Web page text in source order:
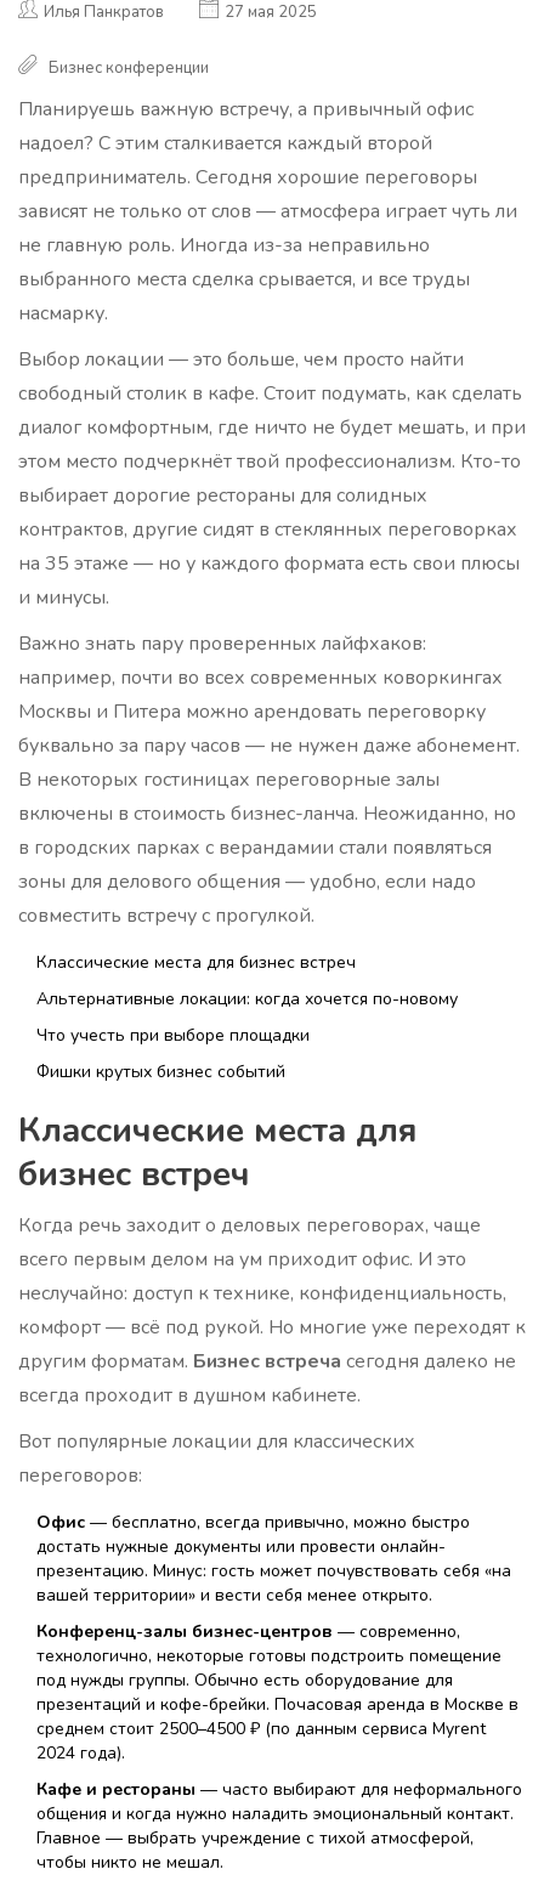
Илья Панкратов 27 мая 2025
Бизнес конференции
Планируешь важную встречу, а привычный офис
надоел? С этим сталкивается каждый второй
предприниматель. Сегодня хорошие переговоры
зависят не только от слов — атмосфера играет чуть ли
не главную роль. Иногда из-за неправильно
выбранного места сделка срывается, и все труды
насмарку.
Выбор локации — это больше, чем просто найти
свободный столик в кафе. Стоит подумать, как сделать
диалог комфортным, где ничто не будет мешать, и при
этом место подчеркнёт твой профессионализм. Кто-то
выбирает дорогие рестораны для солидных
контрактов, другие сидят в стеклянных переговорках
на 35 этаже — но у каждого формата есть свои плюсы
и минусы.
Важно знать пару проверенных лайфхаков:
например, почти во всех современных коворкингах
Москвы и Питера можно арендовать переговорку
буквально за пару часов — не нужен даже абонемент.
В некоторых гостиницах переговорные залы
включены в стоимость бизнес-ланча. Неожиданно, но
в городских парках с верандамии стали появляться
зоны для делового общения — удобно, если надо
совместить встречу с прогулкой.
Классические места для бизнес встреч
Альтернативные локации: когда хочется по-новому
Что учесть при выборе площадки
Фишки крутых бизнес событий
Классические места для
бизнес встреч
Когда речь заходит о деловых переговорах, чаще
всего первым делом на ум приходит офис. И это
неслучайно: доступ к технике, конфиденциальность,
комфорт — всё под рукой. Но многие уже переходят к
другим форматам. Бизнес встреча сегодня далеко не
всегда проходит в душном кабинете.
Вот популярные локации для классических
переговоров:
Офис — бесплатно, всегда привычно, можно быстро
достать нужные документы или провести онлайн-
презентацию. Минус: гость может почувствовать себя «на
вашей территории» и вести себя менее открыто.
Конференц-залы бизнес-центров — современно,
технологично, некоторые готовы подстроить помещение
под нужды группы. Обычно есть оборудование для
презентаций и кофе-брейки. Почасовая аренда в Москве в
среднем стоит 2500–4500 ₽ (по данным сервиса Myrent
2024 года).
Кафе и рестораны — часто выбирают для неформального
общения и когда нужно наладить эмоциональный контакт.
Главное — выбрать учреждение с тихой атмосферой,
чтобы никто не мешал.